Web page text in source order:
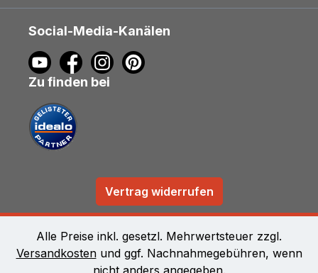
Social-Media-Kanälen
Zu finden bei
Vertrag widerrufen
Alle Preise inkl. gesetzl. Mehrwertsteuer zzgl.
Versandkostenund ggf. Nachnahmegebühren, wenn